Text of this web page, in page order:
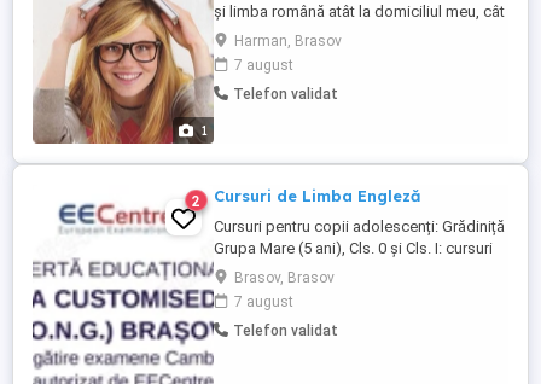
1
și limba română atât la domiciliul meu, cât
și online. Ceea ce mă reprezintă este
răbdarea și implicarea alături de elevii cu
care colaborez, ajutându-i să-și atingă
scopul prin perseverență și prin adaptarea
Harman, Brasov
7 august
Telefon validat
2 Cursuri de Limba Engleză
Cursuri pentru copii adolescenți: Grădiniță
Grupa Mare (5 ani), Cls. 0 și Cls. I: cursuri
antrenante cu accent pe conversație și
învățare cu ajutorul poveștilor, a
cântecelor și a jocurilor Începând cu Cls. a
II-a: engleză generală și pregătire pt.
Brasov, Brasov
7 august
Telefon validat